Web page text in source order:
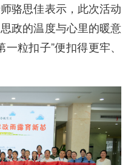
骆思佳表示，此次活动
政的温度与心里的暖意
粒扣子”便扣得更牢、